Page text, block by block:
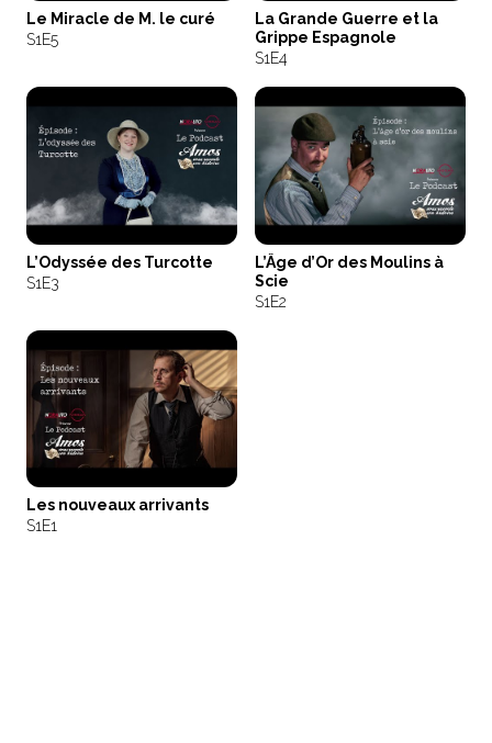
Le Miracle de M. le curé
S1E5
La Grande Guerre et la
Grippe Espagnole
S1E4
L’Odyssée des Turcotte
S1E3
L’Âge d’Or des Moulins à
Scie
S1E2
Les nouveaux arrivants
S1E1